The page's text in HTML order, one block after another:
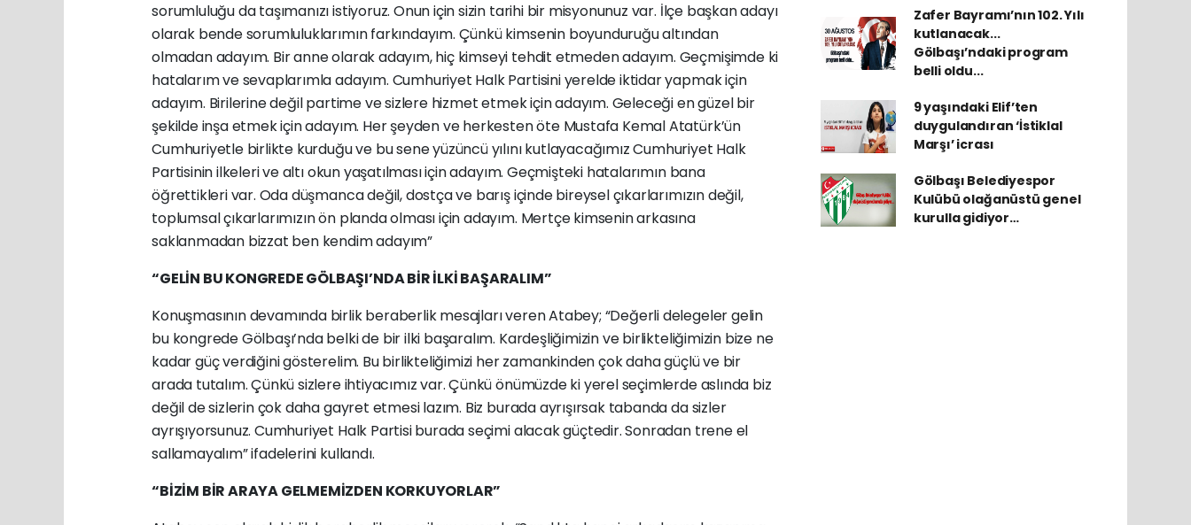
sorumluluğu da taşımanızı istiyoruz. Onun için sizin tarihi bir misyonunuz var. İlçe başkan adayı
olarak bende sorumluluklarımın farkındayım. Çünkü kimsenin boyunduruğu altından
olmadan adayım. Bir anne olarak adayım, hiç kimseyi tehdit etmeden adayım. Geçmişimde ki
hatalarım ve sevaplarımla adayım. Cumhuriyet Halk Partisini yerelde iktidar yapmak için
adayım. Birilerine değil partime ve sizlere hizmet etmek için adayım. Geleceği en güzel bir
şekilde inşa etmek için adayım. Her şeyden ve herkesten öte Mustafa Kemal Atatürk’ün
Cumhuriyetle birlikte kurduğu ve bu sene yüzüncü yılını kutlayacağımız Cumhuriyet Halk
Partisinin ilkeleri ve altı okun yaşatılması için adayım. Geçmişteki hatalarımın bana
öğrettikleri var. Oda düşmanca değil, dostça ve barış içinde bireysel çıkarlarımızın değil,
toplumsal çıkarlarımızın ön planda olması için adayım. Mertçe kimsenin arkasına
saklanmadan bizzat ben kendim adayım”
“GELİN BU KONGREDE GÖLBAŞI’NDA BİR İLKİ BAŞARALIM”
Konuşmasının devamında birlik beraberlik mesajları veren Atabey; “Değerli delegeler gelin
bu kongrede Gölbaşı’nda belki de bir ilki başaralım. Kardeşliğimizin ve birlikteliğimizin bize ne
kadar güç verdiğini gösterelim. Bu birlikteliğimizi her zamankinden çok daha güçlü ve bir
arada tutalım. Çünkü sizlere ihtiyacımız var. Çünkü önümüzde ki yerel seçimlerde aslında biz
değil de sizlerin çok daha gayret etmesi lazım. Biz burada ayrışırsak tabanda da sizler
ayrışıyorsunuz. Cumhuriyet Halk Partisi burada seçimi alacak güçtedir. Sonradan trene el
sallamayalım” ifadelerini kullandı.
“BİZİM BİR ARAYA GELMEMİZDEN KORKUYORLAR”
Zafer Bayramı’nın 102. Yılı
kutlanacak...
Gölbaşı’ndaki program
belli oldu...
9 yaşındaki Elif’ten
duygulandıran ‘İstiklal
Marşı’ icrası
Gölbaşı Belediyespor
Kulübü olağanüstü genel
kurulla gidiyor…